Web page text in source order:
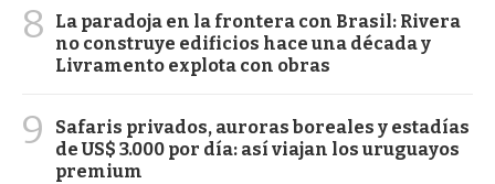
8
La paradoja en la frontera con Brasil: Rivera
no construye edificios hace una década y
Livramento explota con obras
9
Safaris privados, auroras boreales y estadías
de US$ 3.000 por día: así viajan los uruguayos
premium